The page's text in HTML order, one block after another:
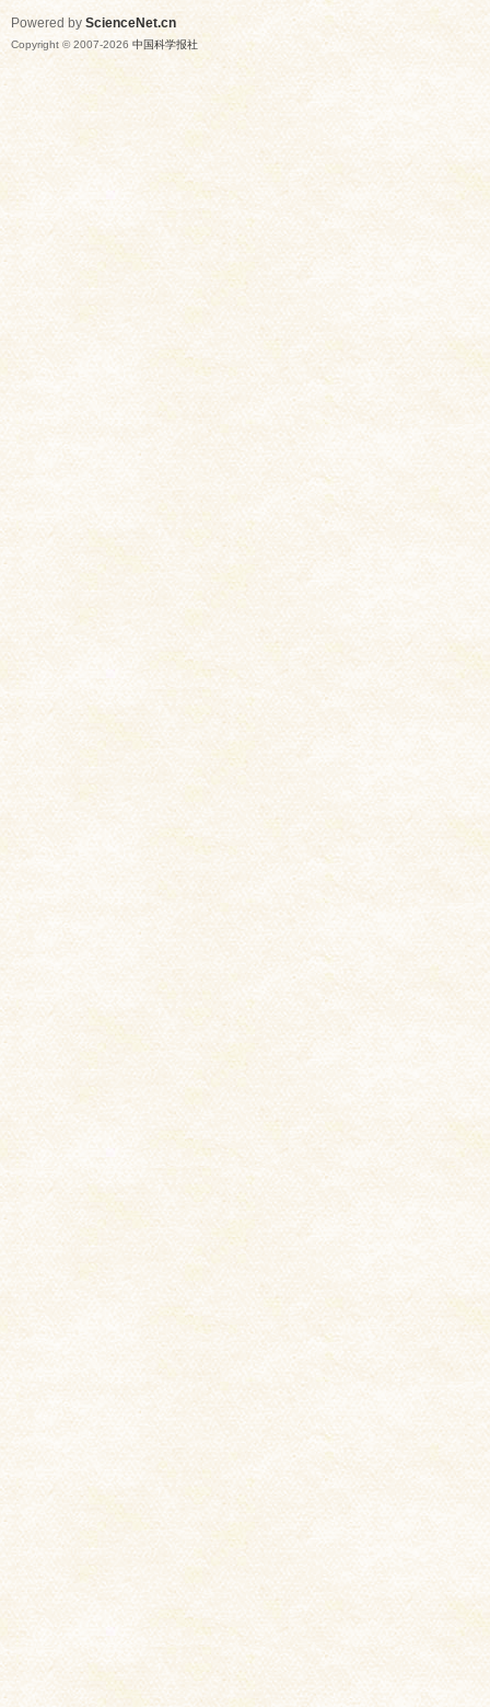
Powered by ScienceNet.cn
Copyright © 2007-2026 中国科学报社